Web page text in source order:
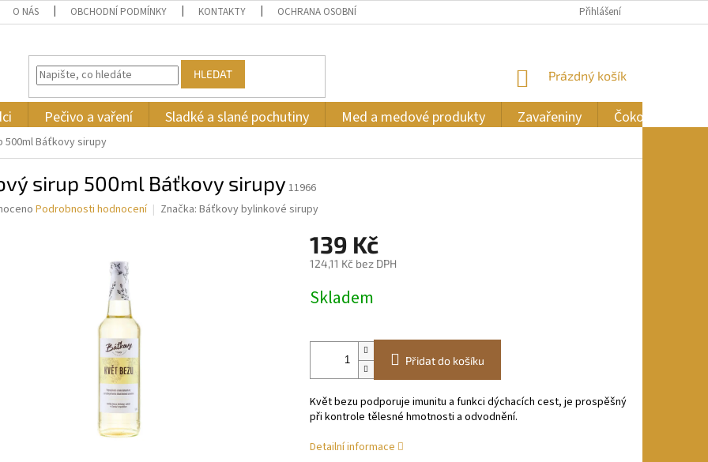
O NÁS OBCHODNÍ PODMÍNKY KONTAKTY OCHRANA OSOBNÍCH ÚDAJŮ Přihlášení
HLEDAT
NÁKUPNÍ
Prázdný košík
Pečivo a vaření Sladké a slané pochutiny Med a medové produkty Zavařeniny Čokoláda
500ml Báťkovy sirupy
sirup 500ml Báťkovy sirupy 11966
Podrobnosti hodnocení Značka: Báťkovy bylinkové sirupy
139 Kč
124,11 Kč bez DPH
cena:
Skladem
Přidat do košíku
Květ bezu podporuje imunitu a funkci dýchacích cest, je prospěšný
při kontrole tělesné hmotnosti a odvodnění.
Detailní informace